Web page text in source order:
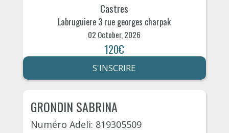
Castres
Labruguiere 3 rue georges charpak
02 October, 2026
120€
S'INSCRIRE
GRONDIN SABRINA
Numéro Adeli: 819305509